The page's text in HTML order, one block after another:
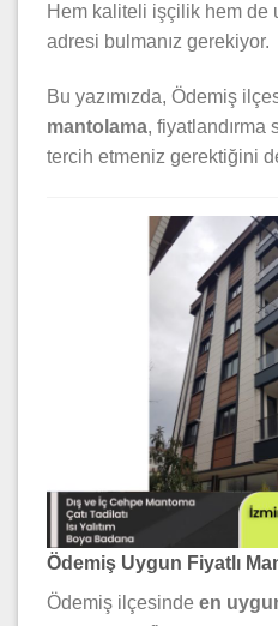
Hem kaliteli işçilik hem de
adresi bulmanız gerekiyor.
Bu yazımızda, Ödemiş
mantolama, fiyatlandırma
tercih etmeniz gerektiğini
Ödemiş Uygun Fiyatlı
Ödemiş ilçesinde en